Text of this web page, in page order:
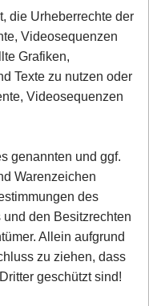
die Urheberrechte der
Videosequenzen
Grafiken,
Texte zu nutzen oder
Videosequenzen
genannten und ggf.
Warenzeichen
des
den Besitzrechten
Allein aufgrund
zu ziehen, dass
geschützt sind!